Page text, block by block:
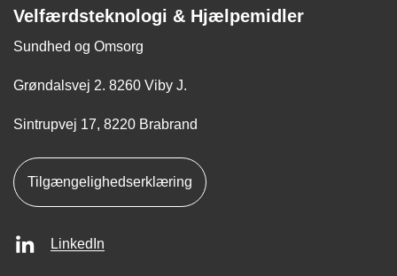
Velfærdsteknologi & Hjælpemidler
Sundhed og Omsorg
Grøndalsvej 2. 8260 Viby J.
Sintrupvej 17, 8220 Brabrand
Tilgængelighedserklæring
LinkedIn